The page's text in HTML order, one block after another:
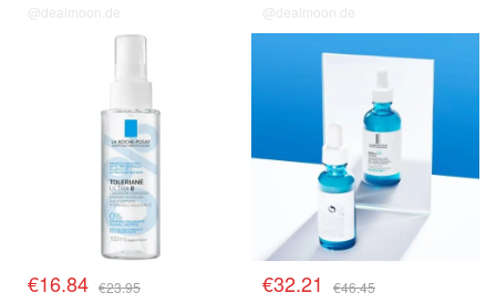
@dealmoon.de @dealmoon.de
€16.84 €23.95 €32.21 €46.45